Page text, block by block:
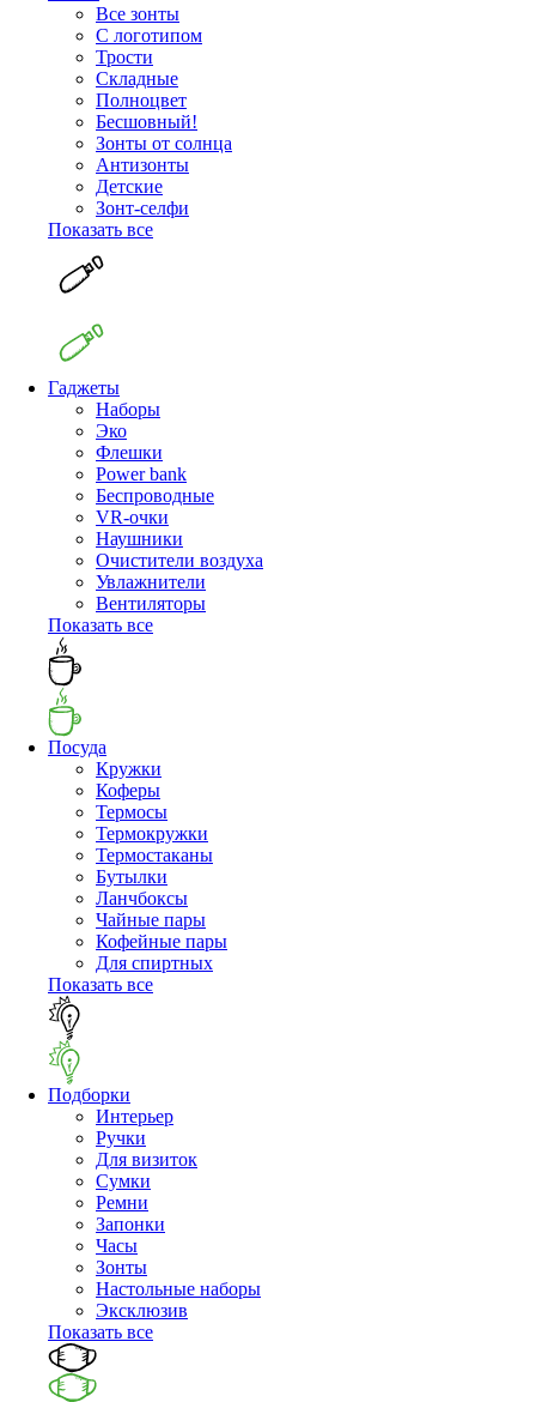
Все зонты
С логотипом
Трости
Складные
Полноцвет
Бесшовный!
Зонты от солнца
Антизонты
Детские
Зонт-селфи
Показать все
Гаджеты
Наборы
Эко
Флешки
Power bank
Беспроводные
VR-очки
Наушники
Очистители воздуха
Увлажнители
Вентиляторы
Показать все
Посуда
Кружки
Коферы
Термосы
Термокружки
Термостаканы
Бутылки
Ланчбоксы
Чайные пары
Кофейные пары
Для спиртных
Показать все
Подборки
Интерьер
Ручки
Для визиток
Сумки
Ремни
Запонки
Часы
Зонты
Настольные наборы
Эксклюзив
Показать все